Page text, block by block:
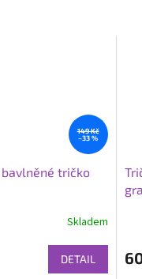
149 Kč
–33 %
tričko
Skladem
DETAIL